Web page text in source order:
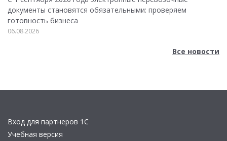
документы становятся обязательными: проверяем
готовность бизнеса
06.08.2026
Все новости
Вход для партнеров 1С
Учебная версия